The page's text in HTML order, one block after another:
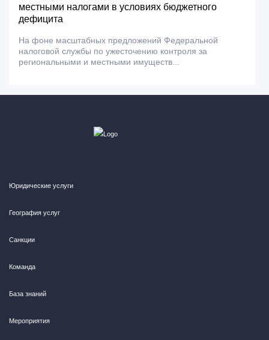
местными налогами в условиях бюджетного
дефицита
На фоне масштабных предложений Федеральной
налоговой службы по ужесточению контроля за
региональными и местными имуществ...
Юридические услуги
География услуг
Санкции
Команда
База знаний
Мероприятия